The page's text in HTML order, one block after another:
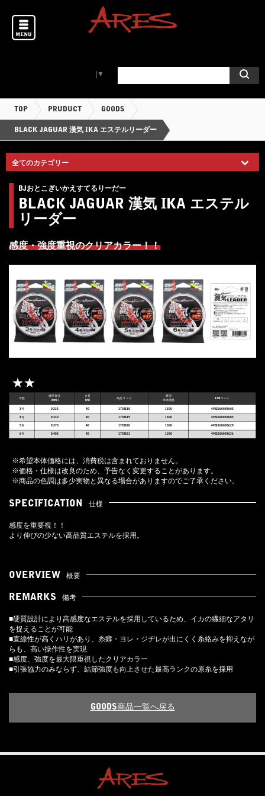
▼
TOP PRUDUCT GOODS
BLACK JAGUAR 漢気 IKA エステルリーダー
BJおとこぎいかえすてるりーだー
BLACK JAGUAR 漢気 IKA エステル
リーダー
感度・強度重視のクリアカラー！！
★★
号数
標準直径
(mm)
全長
(m)
商品コード
希望
本体価格
JANコード
3号 0.235 40 1703318 1500 4952260038605
4号 0.330 40 1703319 1500 4952260038605
5号 0.370 40 1703320 1500 4952260038629
6号 0.405 40 1703321 1500 4952260038636
※希望本体価格には、消費税は含まれておりません。
※価格・仕様は改良のため、予告なく変更することがあります。
※商品の色調は多少実物と異なる場合がありますのでご了承ください。
SPECIFICATION 仕様
感度を重要視！！
より伸びの少ない高品質エステルを採用。
OVERVIEW 概要
REMARKS 備考
■硬質設計により高感度なエステルを採用しているため、イカの繊細なアタリ
を捉えることが可能
■直線性が高くハリがあり、糸癖・ヨレ・ジヂレが出にくく糸絡みを抑えなが
らも、高い操作性を実現
■感度、強度を最大限重視したクリアカラー
■引張協力のみならず、結節強度も向上させた最高ランクの原糸を採用
GOODS商品一覧へ戻る